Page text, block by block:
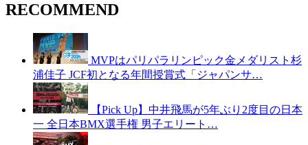
RECOMMEND
MVPはパリパラリンピック金メダリスト杉
浦佳子 JCF初となる年間授賞式「ジャパンサ…
【Pick Up】中井飛馬が5年ぶり2度目の日本
一 全日本BMX選手権 男子エリート…